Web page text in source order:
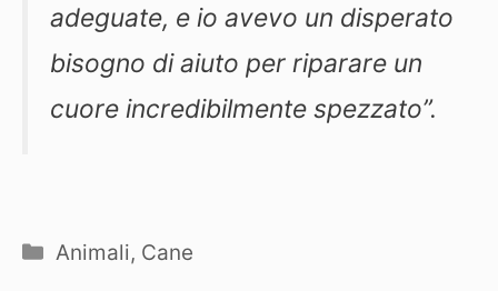
adeguate, e io avevo un disperato
bisogno di aiuto per riparare un
cuore incredibilmente spezzato”.
Categorie
Animali, Cane